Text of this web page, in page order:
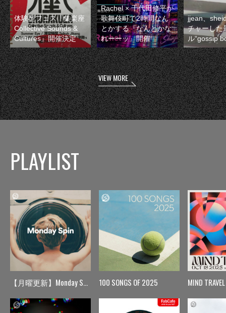
体験型フェス『集楽座
Collective Sounds &
Cultures』開催決定
Rachel × 千代田修平が
歌舞伎町で2時間なん
とかする『なんとかな
れーーッ』開催
jjean、
チャーした
ル“gossip
VIEW MORE
PLAYLIST
【月曜更新】Monday Spin 100 SONGS OF 2025 MIND TRAVEL